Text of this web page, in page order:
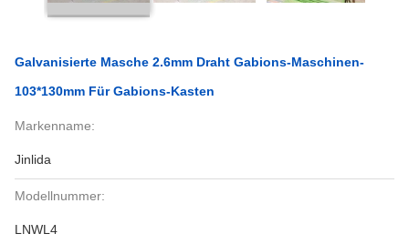
Galvanisierte Masche 2.6mm Draht Gabions-Maschinen-
103*130mm Für Gabions-Kasten
Markenname:
Jinlida
Modellnummer:
LNWL4